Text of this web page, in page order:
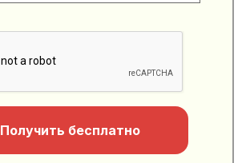
Получить бесплатно